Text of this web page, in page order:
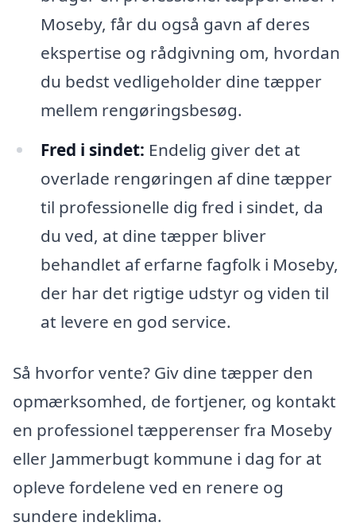
Moseby, får du også gavn af deres
ekspertise og rådgivning om, hvordan
du bedst vedligeholder dine tæpper
mellem rengøringsbesøg.
Fred i sindet: Endelig giver det at
overlade rengøringen af dine tæpper
til professionelle dig fred i sindet, da
du ved, at dine tæpper bliver
behandlet af erfarne fagfolk i Moseby,
der har det rigtige udstyr og viden til
at levere en god service.
Så hvorfor vente? Giv dine tæpper den
opmærksomhed, de fortjener, og kontakt
en professionel tæpperenser fra Moseby
eller Jammerbugt kommune i dag for at
opleve fordelene ved en renere og
sundere indeklima.